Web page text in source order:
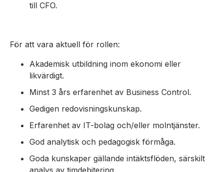
till CFO.
För att vara aktuell för rollen:
Akademisk utbildning inom ekonomi eller
likvärdigt.
Minst 3 års erfarenhet av Business Control.
Gedigen redovisningskunskap.
Erfarenhet av IT-bolag och/eller molntjänster.
God analytisk och pedagogisk förmåga.
Goda kunskaper gällande intäktsflöden, särskilt
analys av timdebitering.